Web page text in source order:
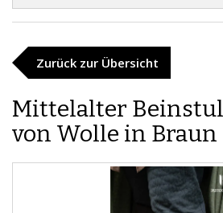
Zurück zur Übersicht
Mittelalter
von Wolle in Braun